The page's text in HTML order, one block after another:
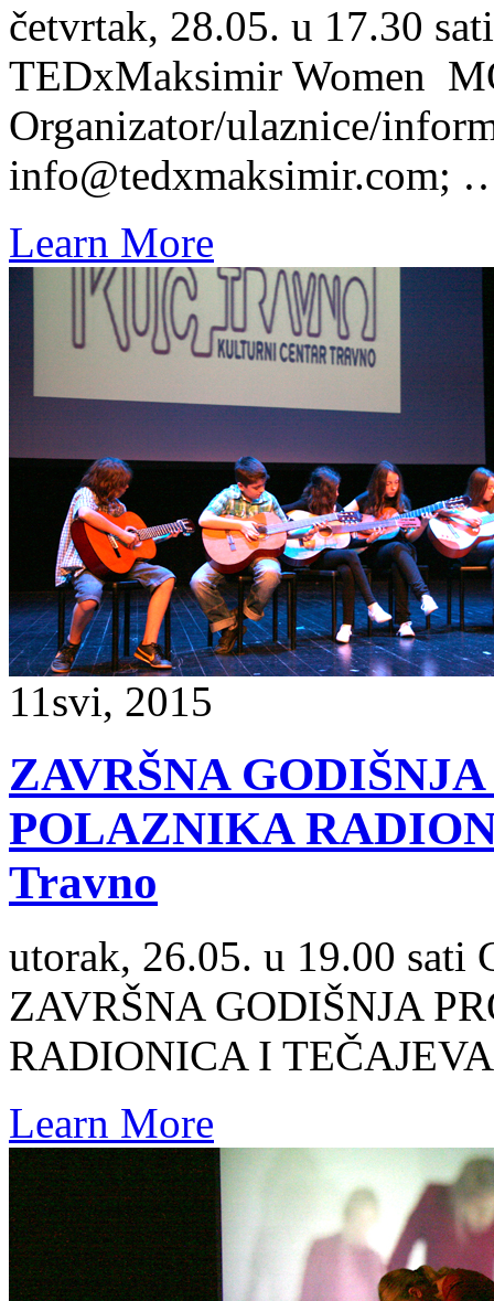
četvrtak, 28.05. u 17.30
TEDxMaksimir
Organizator/ulaznice/
info@tedxmaksimir.com;
Learn More
11 svi, 2015
ZAVRŠNA
POLAZNIKA
Travno
utorak, 26.05. u 19.00
ZAVRŠNA GODIŠNJA
RADIONICA I
Learn More